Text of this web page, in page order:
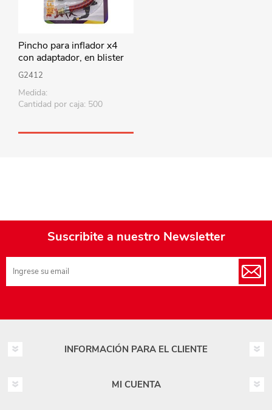
Pincho para inflador x4
con adaptador, en blister
G2412
Medida:
Cantidad por caja: 500
Suscribite a nuestro Newsletter
INFORMACIÓN PARA EL CLIENTE
MI CUENTA